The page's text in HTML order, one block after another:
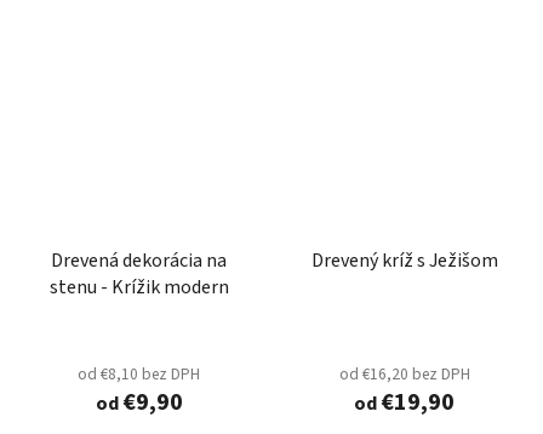
Drevená dekorácia na
stenu - Krížik modern
od €8,10 bez DPH
od€9,90
Drevený kríž s Ježišom
od €16,20 bez DPH
od€19,90